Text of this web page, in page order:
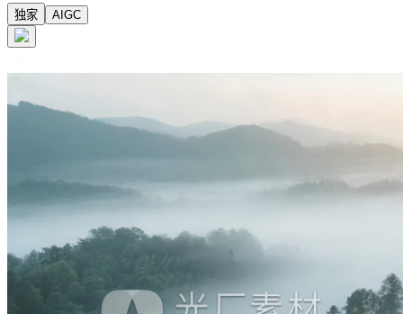
独家 AIGC